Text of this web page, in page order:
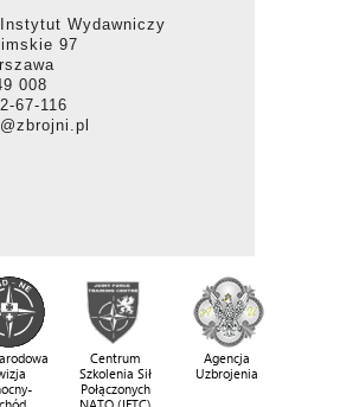
Wydawniczy
97
008
67-116
Centrum
Szkolenia Sił
Połączonych
Agencja
Uzbrojenia